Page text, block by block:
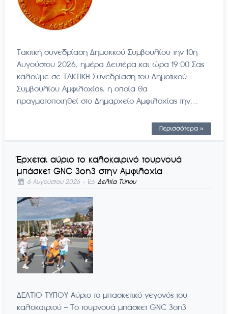
Τακτική συνεδρίαση Δημοτικού Συμβουλίου την 10η
Αυγούστου 2026, ημέρα Δευτέρα και ώρα 19:00 Σας
καλούμε σε ΤΑΚΤΙΚΗ Συνεδρίαση του Δημοτικού
Συμβουλίου Αμφιλοχίας, η οποία θα
πραγματοποιηθεί στο Δημαρχείο Αμφιλοχίας την…
Περισσότερα »
Έρχεται αύριο το καλοκαιρινό τουρνουά
μπάσκετ GNC 3on3 στην Αμφιλοχία
6 Αυγούστου 2026- Δελτία Τύπου
ΔΕΛΤΙΟ ΤΥΠΟΥ Αύριο το μπασκετικό γεγονός του
καλοκαιριού – Το τουρνουά μπάσκετ GNC 3on3